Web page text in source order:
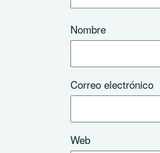
Nombre
Correo electrónico
Web